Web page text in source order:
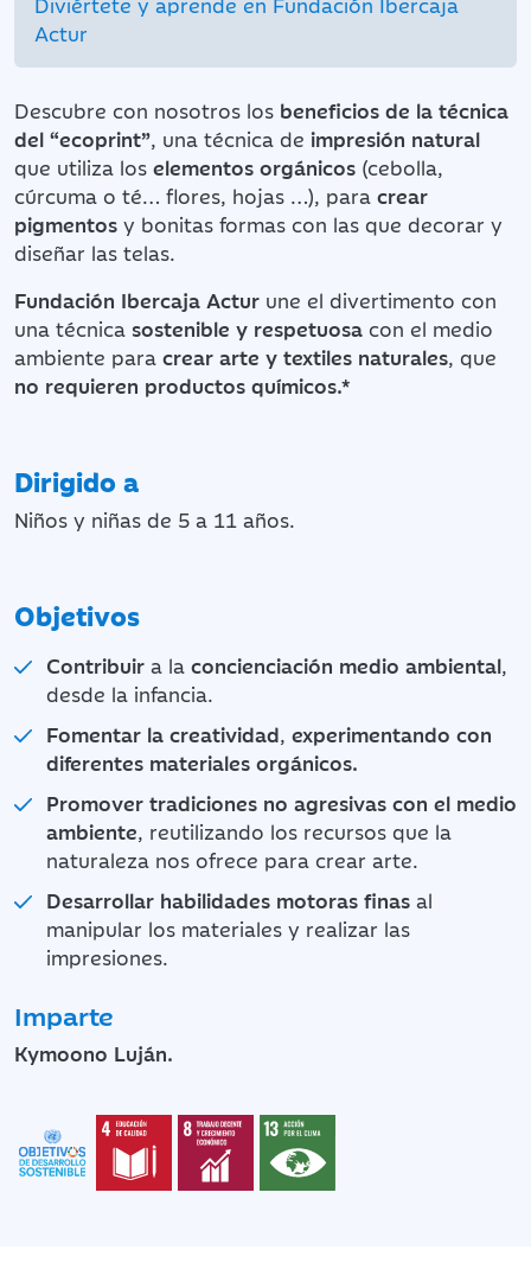
Actur
Descubre con nosotros los beneficios de la técnica
del “ecoprint”, una técnica de impresión natural
que utiliza los elementos orgánicos (cebolla,
cúrcuma o té… flores, hojas …), para crear
pigmentos y bonitas formas con las que decorar y
diseñar las telas.
Fundación Ibercaja Actur une el divertimento con
una técnica sostenible y respetuosa con el medio
ambiente para crear arte y textiles naturales, que
no requieren productos químicos.*
Dirigido a
Niños y niñas de 5 a 11 años.
Objetivos
Contribuir a la concienciación medio ambiental,
desde la infancia.
Fomentar la creatividad, experimentando con
diferentes materiales orgánicos.
Promover tradiciones no agresivas con el medio
ambiente, reutilizando los recursos que la
naturaleza nos ofrece para crear arte.
Desarrollar habilidades motoras finas al
manipular los materiales y realizar las
impresiones.
Imparte
Kymoono Luján.